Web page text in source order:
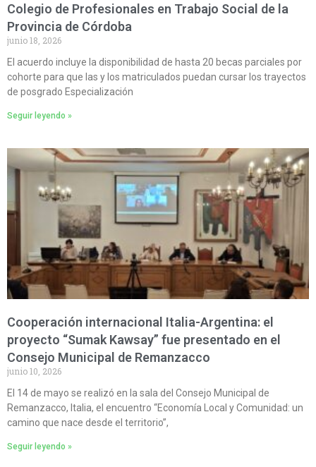
Colegio de Profesionales en Trabajo Social de la
Provincia de Córdoba
junio 18, 2026
El acuerdo incluye la disponibilidad de hasta 20 becas parciales por
cohorte para que las y los matriculados puedan cursar los trayectos
de posgrado Especialización
Seguir leyendo »
Cooperación internacional Italia-Argentina: el
proyecto “Sumak Kawsay” fue presentado en el
Consejo Municipal de Remanzacco
junio 10, 2026
El 14 de mayo se realizó en la sala del Consejo Municipal de
Remanzacco, Italia, el encuentro “Economía Local y Comunidad: un
camino que nace desde el territorio”,
Seguir leyendo »